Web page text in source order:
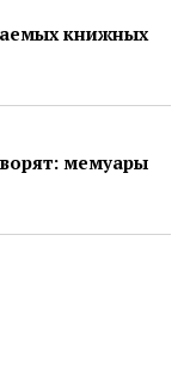
книжных
мемуары